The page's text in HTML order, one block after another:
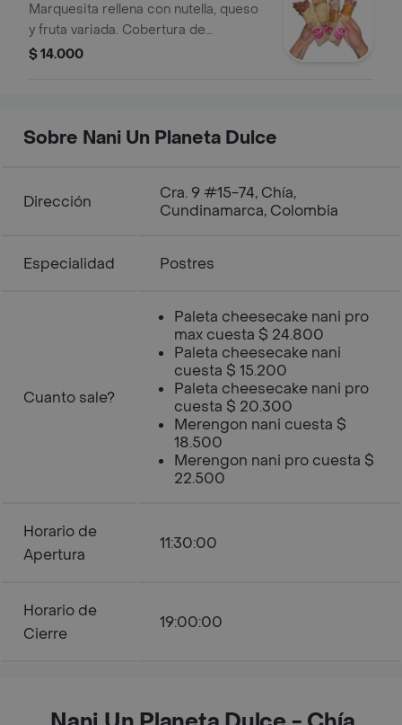
Marquesita rellena con nutella, queso
y fruta variada. Cobertura de
chocolate negro o blanco
$ 14.000
Sobre Nani Un Planeta Dulce
Dirección
Cra. 9 #15-74, Chía,
Cundinamarca, Colombia
Especialidad Postres
Cuanto sale?
Paleta cheesecake nani pro
max cuesta $ 24.800
Paleta cheesecake nani
cuesta $ 15.200
Paleta cheesecake nani pro
cuesta $ 20.300
Merengon nani cuesta $
18.500
Merengon nani pro cuesta $
22.500
Horario de
Apertura
11:30:00
Horario de
Cierre
19:00:00